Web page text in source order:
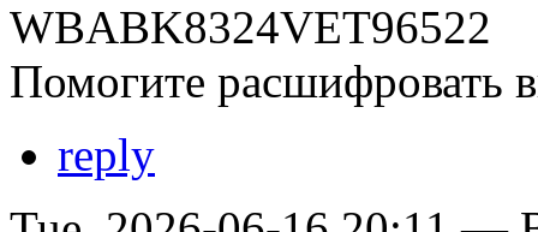
WBABK8324VET96522
Помогите расшифровать
reply